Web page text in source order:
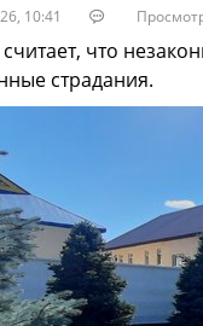
10:41
что
страдания.